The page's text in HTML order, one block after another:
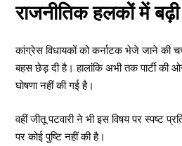
राजनीतिक हलकों में बढ़ी
कांग्रेस विधायकों को कर्नाटक भेजे जाने की
बहस छेड़ दी है। हालांकि अभी तक पार्टी की
घोषणा नहीं की गई है।
वहीं जीतू पटवारी ने भी इस विषय पर स्पष्ट
पर कोई पुष्टि नहीं की है।